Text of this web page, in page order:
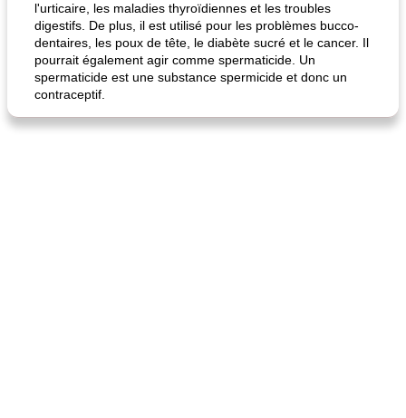
fiesta tostadas le méga's jopp joes
l'urticaire, les maladies thyroïdiennes et les troubles
digestifs. De plus, il est utilisé pour les problèmes bucco-
dentaires, les poux de tête, le diabète sucré et le cancer. Il
pourrait également agir comme spermaticide. Un
spermaticide est une substance spermicide et donc un
contraceptif.